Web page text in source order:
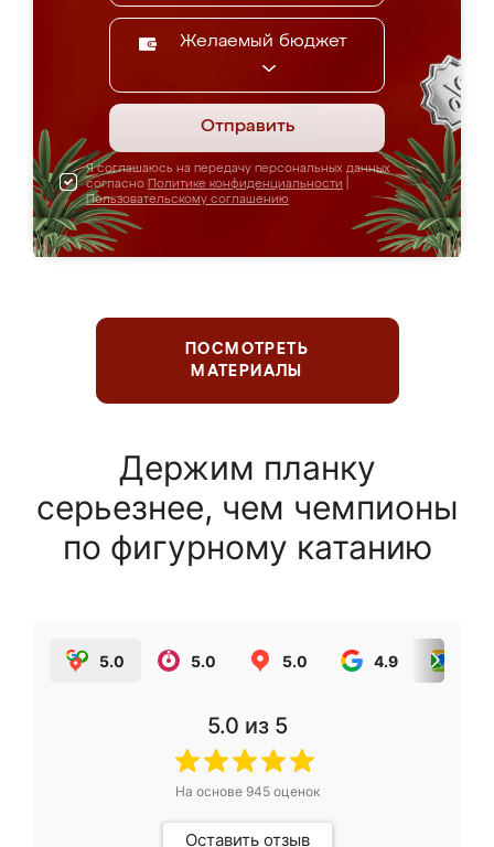
Желаемый бюджет
Отправить
Я соглашаюсь на передачу персональных данных
согласно Политике конфиденциальности
Пользовательскому соглашению
ПОСМОТРЕТЬ
МАТЕРИАЛЫ
Держим планку
серьезнее, чем чемпионы
по фигурному катанию
5.0 5.0 5.0 4.9
5.0 из 5
На основе 945оценок
Оставить отзыв